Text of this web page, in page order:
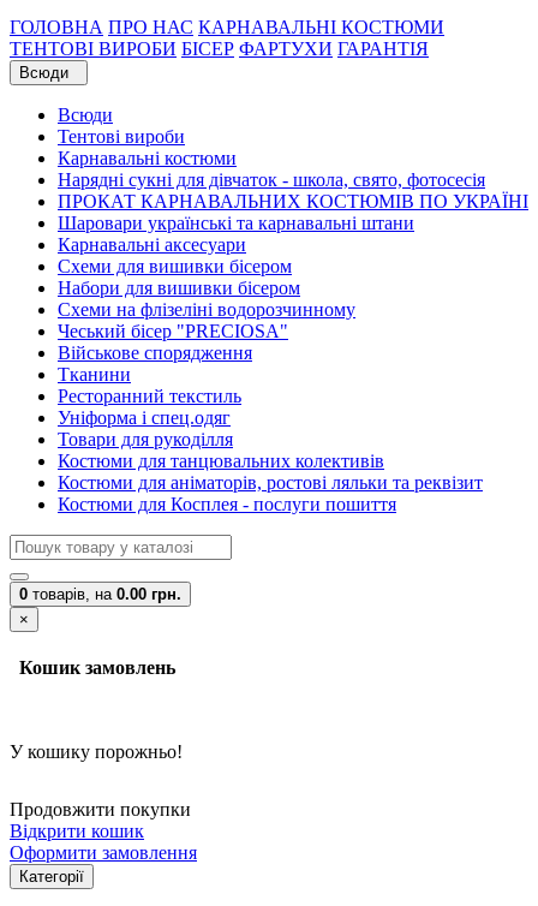
ГОЛОВНА ПРО НАС КАРНАВАЛЬНІ КОСТЮМИ
ТЕНТОВІ ВИРОБИ БІСЕР ФАРТУХИ ГАРАНТІЯ
Всюди
Всюди
Тентові вироби
Карнавальні костюми
Нарядні сукні для дівчаток - школа, свято, фотосесія
ПРОКАТ КАРНАВАЛЬНИХ КОСТЮМІВ ПО УКРАЇНІ
Шаровари українські та карнавальні штани
Карнавальні аксесуари
Схеми для вишивки бісером
Набори для вишивки бісером
Схеми на флізеліні водорозчинному
Чеський бісер "PRECIOSA"
Військове спорядження
Тканини
Ресторанний текстиль
Уніформа і спец.одяг
Товари для рукоділля
Костюми для танцювальних колективів
Костюми для аніматорів, ростові ляльки та реквізит
Костюми для Косплея - послуги пошиття
0 товарів, на 0.00 грн.
×
Кошик замовлень
У кошику порожньо!
Продовжити покупки
Відкрити кошик
Оформити замовлення
Категорії